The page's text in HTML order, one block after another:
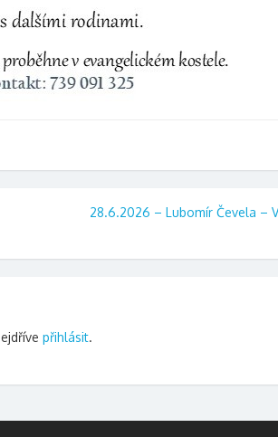
28.6.2026 – Lubomír Čevela –
přihlásit.